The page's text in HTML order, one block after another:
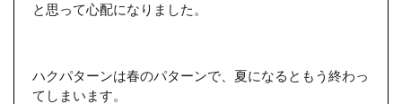
と思って心配になりました。
ハクパターンは春のパターンで、夏になるともう終わっ
てしまいます。